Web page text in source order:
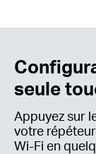
seule
Appuyez sur
votre
Wi-Fi en